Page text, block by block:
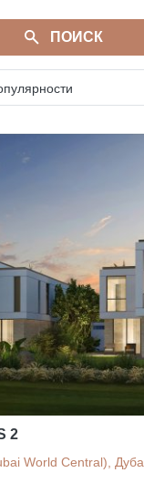
ПОИСК
2
World Central),